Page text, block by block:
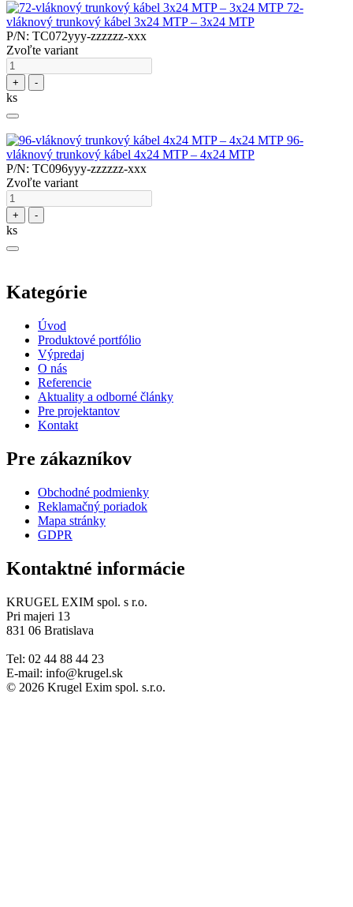
72-
vláknový trunkový kábel 3x24 MTP – 3x24 MTP
P/N: TC072yyy-zzzzzz-xxx
Zvoľte variant
+ -
ks
96-
vláknový trunkový kábel 4x24 MTP – 4x24 MTP
P/N: TC096yyy-zzzzzz-xxx
Zvoľte variant
+ -
ks
Kategórie
Úvod
Produktové portfólio
Výpredaj
O nás
Referencie
Aktuality a odborné články
Pre projektantov
Kontakt
Pre zákazníkov
Obchodné podmienky
Reklamačný poriadok
Mapa stránky
GDPR
Kontaktné informácie
KRUGEL EXIM spol. s r.o.
Pri majeri 13
831 06 Bratislava
Tel: 02 44 88 44 23
E-mail: info@krugel.sk
© 2026 Krugel Exim spol. s.r.o.